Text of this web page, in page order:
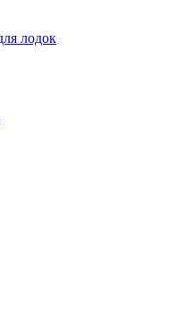
лодок